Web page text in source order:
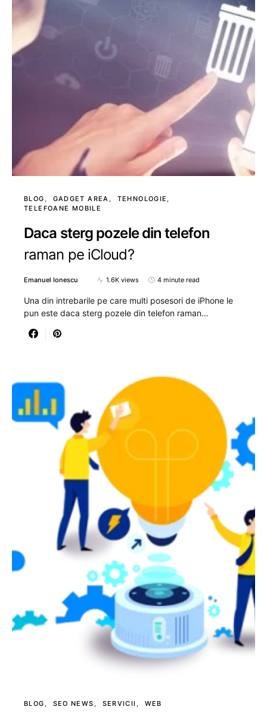
BLOG GADGET AREA
TEHNOLOGIE
TELEFOANE MOBILE
Daca sterg pozele din telefon
raman pe iCloud?
Emanuel Ionescu 1.6K views 4 minute read
Una din intrebarile pe care multi posesori de iPhone le
pun este daca sterg pozele din telefon raman…
BLOG SEO NEWS SERVICII WEB